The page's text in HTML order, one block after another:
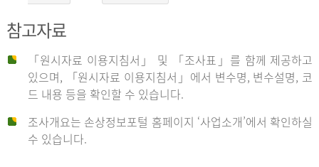
자
신
청
자
는
1.
자
른
참고자료
「원시자료 이용지침서」 및 「조사표」를 함께 제공하고
있으며, 「원시자료 이용지침서」에서 변수명, 변수설명, 코
드 내용 등을 확인할 수 있습니다.
조사개요는 손상정보포털 홈페이지 ‘사업소개’에서 확인하실
수 있습니다.